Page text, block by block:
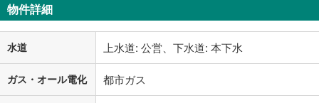
物件詳細
水道 上水道: 公営、下水道: 本下水
ガス・オール電化 都市ガス